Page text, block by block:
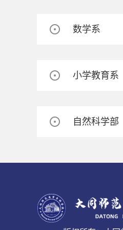
数学系
小学教育系
自然科学部